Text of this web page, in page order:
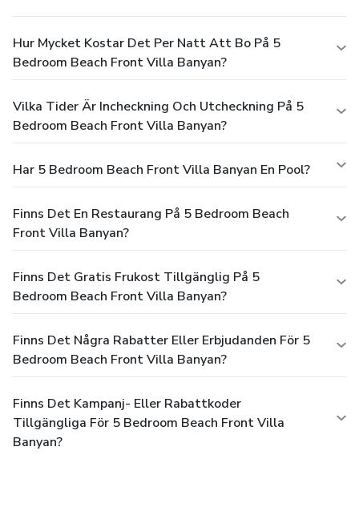
Hur Mycket Kostar Det Per Natt Att Bo På 5
Bedroom Beach Front Villa Banyan?
Vilka Tider Är Incheckning Och Utcheckning På 5
Bedroom Beach Front Villa Banyan?
Har 5 Bedroom Beach Front Villa Banyan En Pool?
Finns Det En Restaurang På 5 Bedroom Beach
Front Villa Banyan?
Finns Det Gratis Frukost Tillgänglig På 5
Bedroom Beach Front Villa Banyan?
Finns Det Några Rabatter Eller Erbjudanden För 5
Bedroom Beach Front Villa Banyan?
Finns Det Kampanj- Eller Rabattkoder
Tillgängliga För 5 Bedroom Beach Front Villa
Banyan?